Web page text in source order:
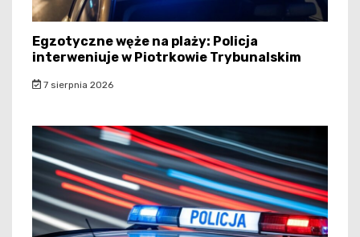
Egzotyczne węże na plaży: Policja
interweniuje w Piotrkowie Trybunalskim
7 sierpnia 2026